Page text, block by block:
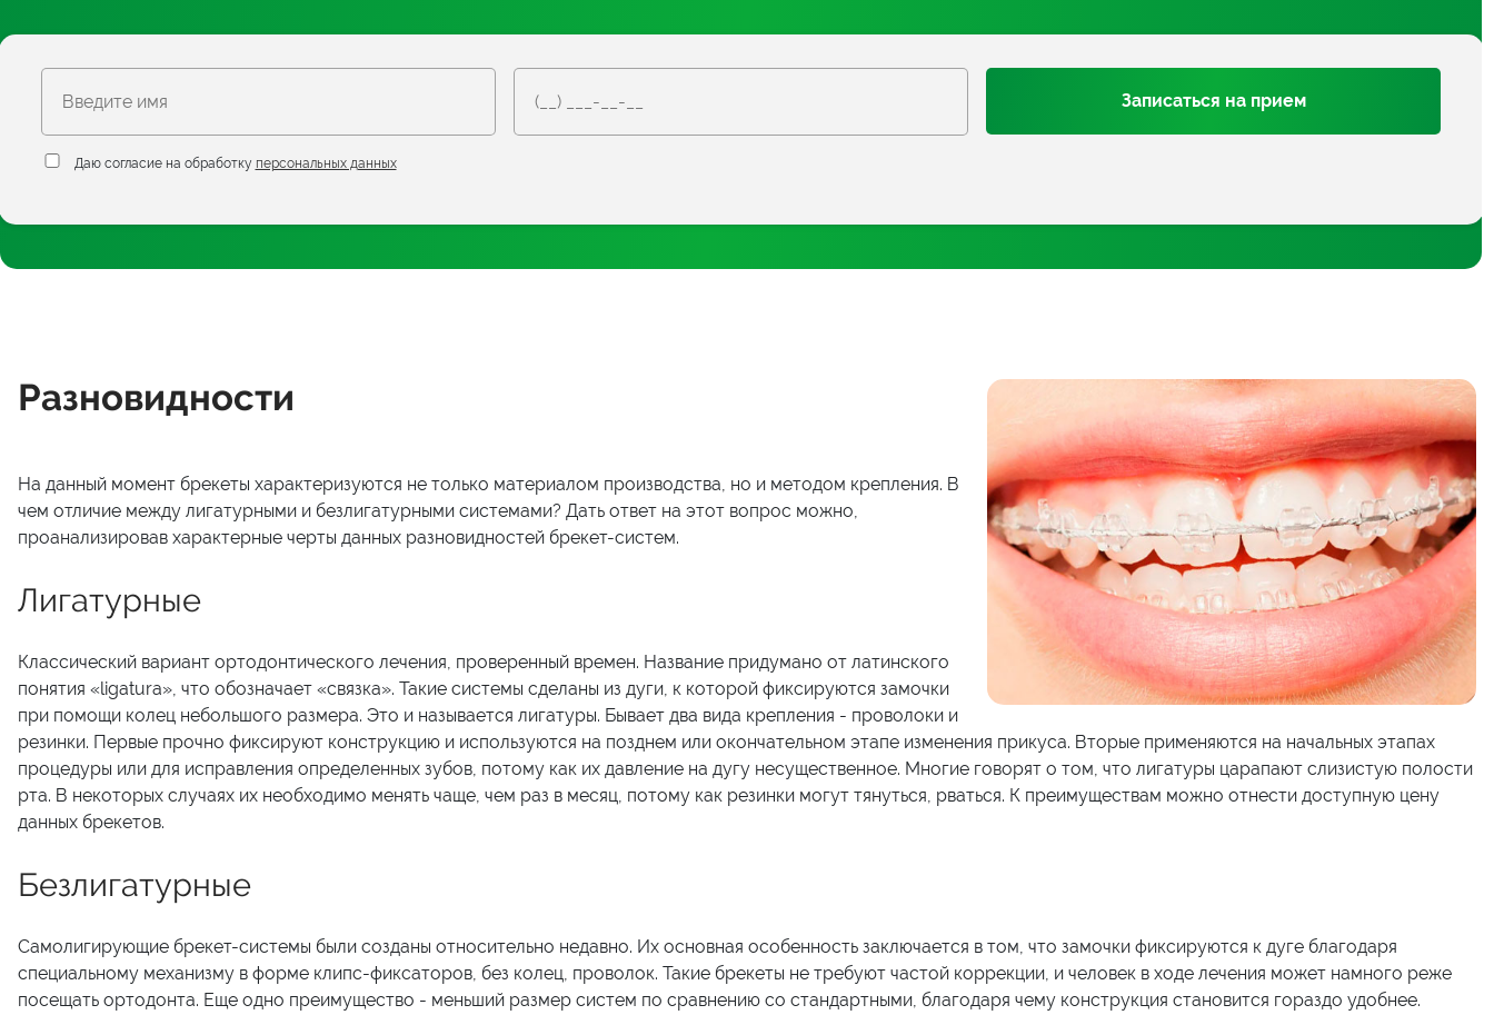
Записаться на прием
Даю согласие на обработку персональных данных
Разновидности
На данный момент брекеты характеризуются не только материалом производства, но и методом крепления. В
чем отличие между лигатурными и безлигатурными системами? Дать ответ на этот вопрос можно,
проанализировав характерные черты данных разновидностей брекет-систем.
Лигатурные
Классический вариант ортодонтического лечения, проверенный времен. Название придумано от латинского
понятия «ligatura», что обозначает «связка». Такие системы сделаны из дуги, к которой фиксируются замочки
при помощи колец небольшого размера. Это и называется лигатуры. Бывает два вида крепления - проволоки и
резинки. Первые прочно фиксируют конструкцию и используются на позднем или окончательном этапе изменения прикуса. Вторые применяются на начальных этапах
процедуры или для исправления определенных зубов, потому как их давление на дугу несущественное. Многие говорят о том, что лигатуры царапают слизистую полости
рта. В некоторых случаях их необходимо менять чаще, чем раз в месяц, потому как резинки могут тянуться, рваться. К преимуществам можно отнести доступную цену
данных брекетов.
Безлигатурные
Самолигирующие брекет-системы были созданы относительно недавно. Их основная особенность заключается в том, что замочки фиксируются к дуге благодаря
специальному механизму в форме клипс-фиксаторов, без колец, проволок. Такие брекеты не требуют частой коррекции, и человек в ходе лечения может намного реже
посещать ортодонта. Еще одно преимущество - меньший размер систем по сравнению со стандартными, благодаря чему конструкция становится гораздо удобнее.